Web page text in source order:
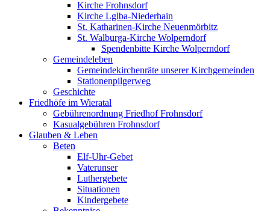
Kirche Frohnsdorf
Kirche Lglba-Niederhain
St. Katharinen-Kirche Neuenmörbitz
St. Walburga-Kirche Wolperndorf
Spendenbitte Kirche Wolperndorf
Gemeindeleben
Gemeindekirchenräte unserer Kirchgemeinden
Stationenpilgerweg
Geschichte
Friedhöfe im Wieratal
Gebührenordnung Friedhof Frohnsdorf
Kasualgebühren Frohnsdorf
Glauben & Leben
Beten
Elf-Uhr-Gebet
Vaterunser
Luthergebete
Situationen
Kindergebete